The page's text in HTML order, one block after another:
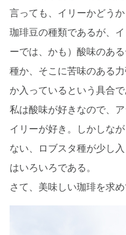
言っても、イリーかどうか
珈琲豆の種類であるが、
ーでは、かも）酸味のあ
種か、そこに苦味のある
か入っているという具合で
私は酸味が好きなので、
イリーが好き。しかしな
ない、ロブスタ種が少し
はいろいろである。
さて、美味しい珈琲を求め